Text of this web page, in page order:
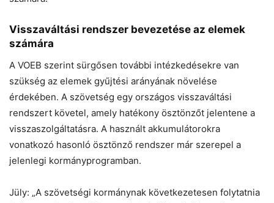
Visszaváltási rendszer bevezetése az elemek
számára
A VOEB szerint sürgősen további intézkedésekre van
szükség az elemek gyűjtési arányának növelése
érdekében. A szövetség egy országos visszaváltási
rendszert követel, amely hatékony ösztönzőt jelentene a
visszaszolgáltatásra. A használt akkumulátorokra
vonatkozó hasonló ösztönző rendszer már szerepel a
jelenlegi kormányprogramban.
Jüly: „A szövetségi kormánynak következetesen folytatnia